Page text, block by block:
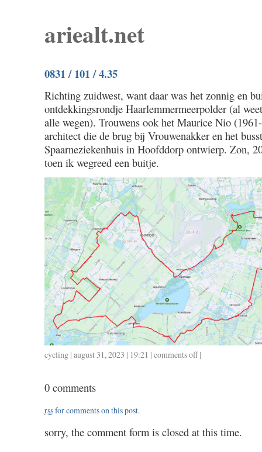
ariealt.net
0831 / 101 / 4.35
Richting zuidwest, want daar was het zonnig en
ontdekkingsrondje Haarlemmermeerpolder (al
alle wegen). Trouwens ook het Maurice Nio
architect die de brug bij Vrouwenakker en het
Spaarneziekenhuis in Hoofddorp ontwierp. Zon,
toen ik wegreed een buitje.
cycling | august 31, 2023 | 19:21 | comments offon
|
0 comments
rssfor comments on this post.
sorry, the comment form is closed at this time.